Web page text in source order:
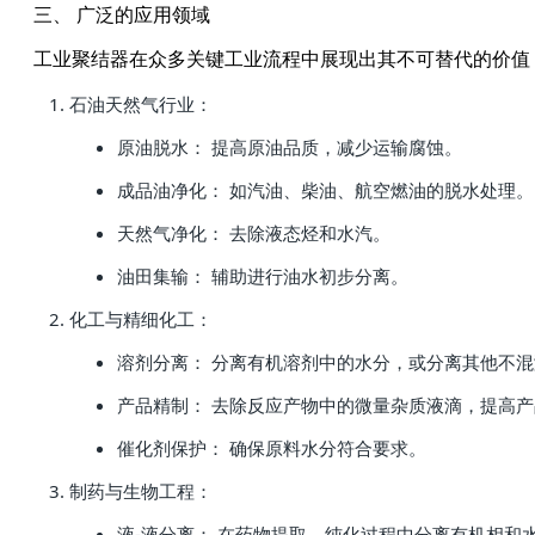
三、 广泛的应用领域
工业聚结器在众多关键工业流程中展现出其不可替代的价值
石油天然气行业：
原油脱水： 提高原油品质，减少运输腐蚀。
成品油净化： 如汽油、柴油、航空燃油的脱水处理。
天然气净化： 去除液态烃和水汽。
油田集输： 辅助进行油水初步分离。
化工与精细化工：
溶剂分离： 分离有机溶剂中的水分，或分离其他不混
产品精制： 去除反应产物中的微量杂质液滴，提高产
催化剂保护： 确保原料水分符合要求。
制药与生物工程：